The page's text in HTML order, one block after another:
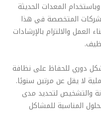
المعدات الحديثة
المتخصصة في هذا
العمل والالتزام بالإرشادات
دوري للحفاظ على نظافة
لا يقل عن مرتين سنويًا.
والتشخيص لتحديد مدى
المناسبة للمشاكل